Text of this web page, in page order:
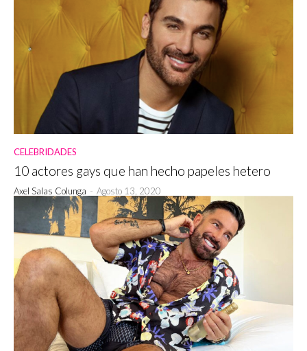
CELEBRIDADES
10 actores gays que han hecho papeles hetero
Axel Salas Colunga - Agosto 13, 2020